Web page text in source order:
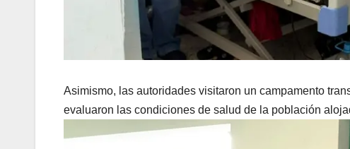
Asimismo, las autoridades visitaron un campamento
evaluaron las condiciones de salud de la población